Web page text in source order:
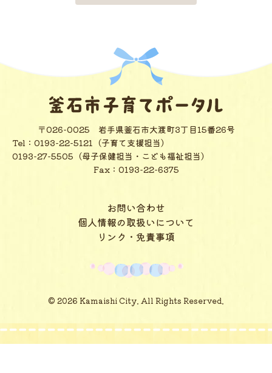
〒026-0025
岩手県釜石市大渡町3丁目15番26号
Tel： 0193-22-5121（子育て支援担当）
0193-27-5505（母子保健担当・こども福祉担当）
Fax：0193-22-6375
お問い合わせ
個人情報の取扱いについて
リンク・免責事項
© 2026 Kamaishi City. All Rights Reserved.